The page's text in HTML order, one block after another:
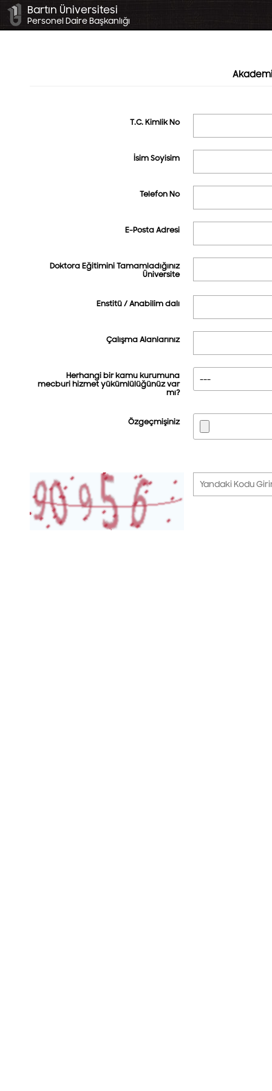
Bartın Üniversitesi
Personel Daire Başkanlığı
T.C. Kimlik No
İsim Soyisim
Telefon No
E-Posta Adresi
Doktora Eğitimini Tamamladığınız
Üniversite
Enstitü / Anabilim dalı
Çalışma Alanlarınız
Herhangi bir kamu kurumuna
mecburi hizmet yükümlülüğünüz var
mı?
Özgeçmişiniz